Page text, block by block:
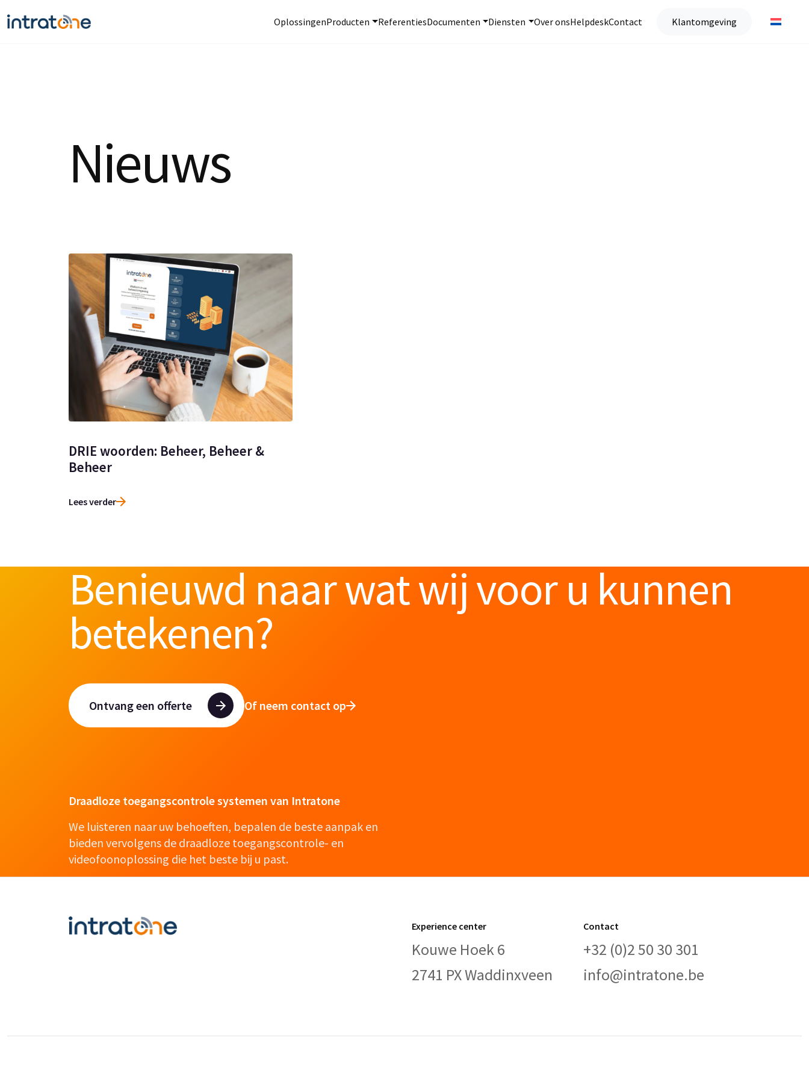
OplossingenProducten ReferentiesDocumenten Diensten Over onsHelpdeskContact Klantomgeving
Nieuws
DRIE woorden: Beheer, Beheer &
Beheer
Lees verder
Benieuwd naar wat wij voor u kunnen
betekenen?
Ontvang een offerte Of neem contact op
Draadloze toegangscontrole systemen van Intratone
We luisteren naar uw behoeften, bepalen de beste aanpak en
bieden vervolgens de draadloze toegangscontrole- en
videofoonoplossing die het beste bij u past.
Experience center
Kouwe Hoek 6
2741 PX Waddinxveen
Contact
+32 (0)2 50 30 301
info@intratone.be